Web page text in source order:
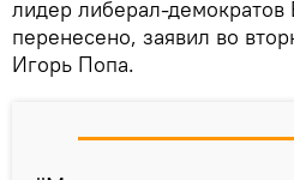
лидер либерал-
перенесено, заявил во
Игорь Попа.